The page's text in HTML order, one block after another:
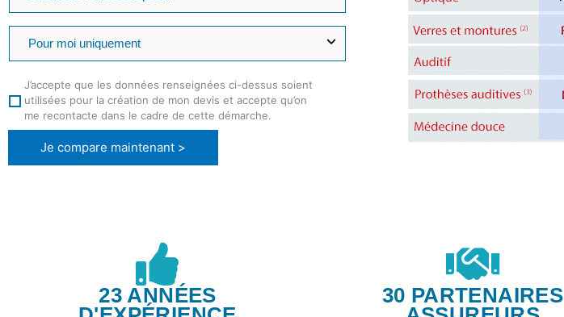
J’accepte que les données renseignées ci-dessus soient
utilisées pour la création de mon devis et accepte qu’on
me recontacte dans le cadre de cette démarche.
Je compare maintenant >
23 ANNÉES
30 PARTENAIRES